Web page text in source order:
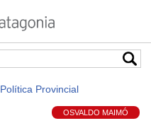
Política Provincial
OSVALDO MAIMÓ